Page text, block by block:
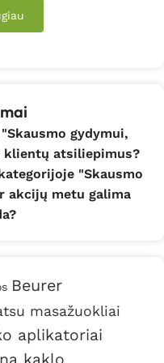
gydymui,
atsiliepimus?
"Skausmo
akcijų metu galima
Beurer
masažuokliai
aplikatoriai